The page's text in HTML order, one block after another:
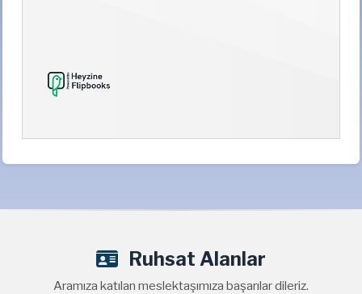
Ruhsat Alanlar
Aramıza katılan meslektaşımıza başarılar dileriz.